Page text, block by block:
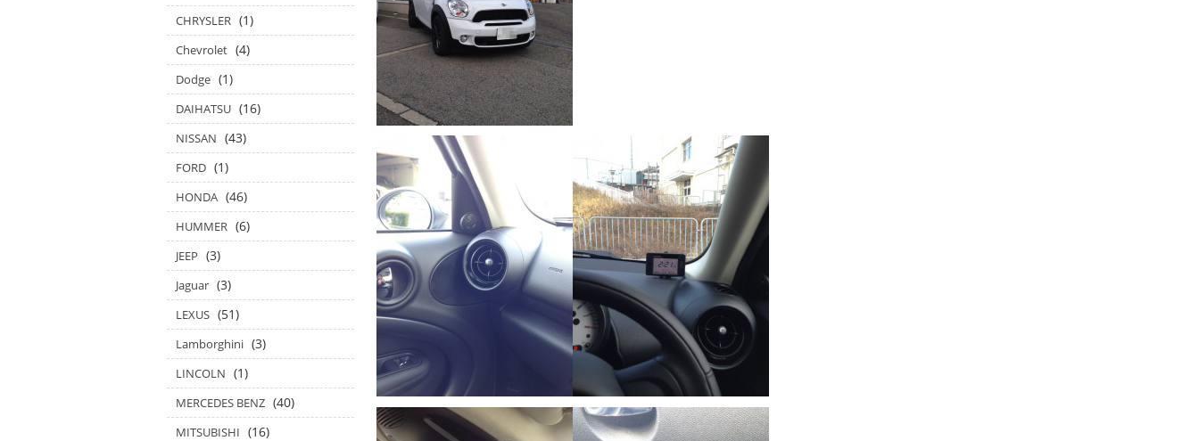
CHRYSLER (1)
Chevrolet (4)
Dodge (1)
DAIHATSU (16)
NISSAN (43)
FORD (1)
HONDA (46)
HUMMER (6)
JEEP (3)
Jaguar (3)
LEXUS (51)
Lamborghini (3)
LINCOLN (1)
MERCEDES BENZ (40)
MITSUBISHI (16)